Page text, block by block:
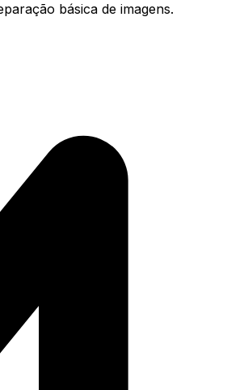
básica de imagens.